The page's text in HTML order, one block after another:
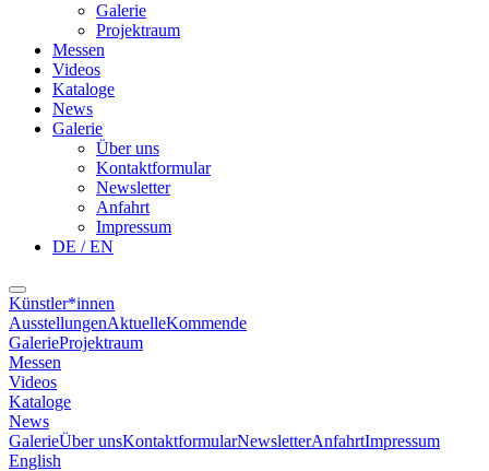
Galerie
Projektraum
Messen
Videos
Kataloge
News
Galerie
Über uns
Kontaktformular
Newsletter
Anfahrt
Impressum
DE / EN
Künstler*innen
AusstellungenAktuelleKommende
GalerieProjektraum
Messen
Videos
Kataloge
News
GalerieÜber unsKontaktformularNewsletterAnfahrtImpressum
English